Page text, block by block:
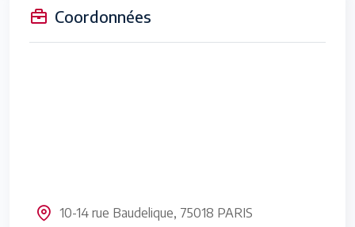
Coordonnées
10-14 rue Baudelique, 75018 PARIS